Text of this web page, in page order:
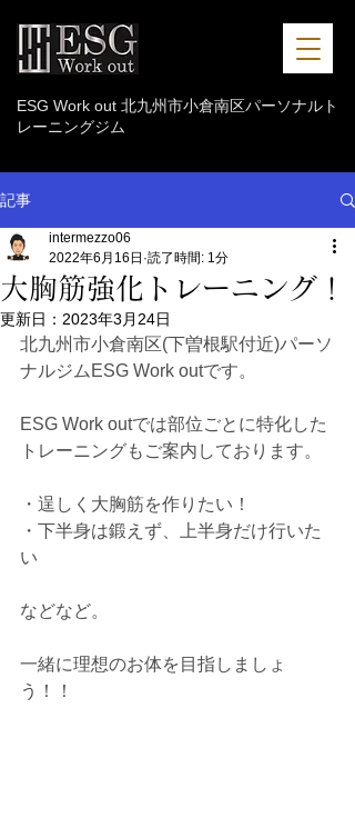
ESG Work out 北九州市小倉南区パーソナルト
レーニングジム
記事
大胸筋強化トレーニング！
intermezzo06
2022年6月16日 読了時間: 1分
更新日： 2023年3月24日
北九州市小倉南区(下曽根駅付近)パーソ
ナルジムESG Work outです。
ESG Work outでは部位ごとに特化した
トレーニングもご案内しております。
・逞しく大胸筋を作りたい！
・下半身は鍛えず、上半身だけ行いた
い
などなど。
一緒に理想のお体を目指しましょ
う！！